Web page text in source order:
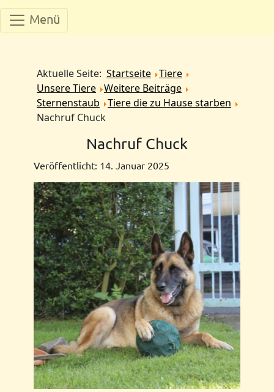
Menü
Aktuelle Seite: Startseite Tiere
Unsere Tiere Weitere Beiträge
Sternenstaub
Tiere die zu Hause starben
Nachruf Chuck
Nachruf Chuck
Veröffentlicht: 14. Januar 2025